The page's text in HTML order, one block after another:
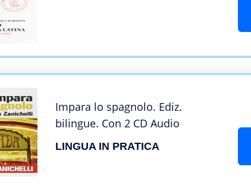
Impara lo spagnolo. Ediz.
bilingue. Con 2 CD Audio
LINGUA IN PRATICA